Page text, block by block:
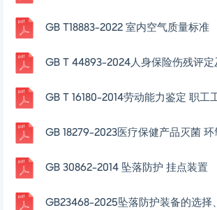
GB T18883-2022 室内空气质量标准
GB T 44893-2024人身保险伤残评定
GB 30862-2014 坠落防护 挂点装置
GB23468-2025坠落防护装备的选择